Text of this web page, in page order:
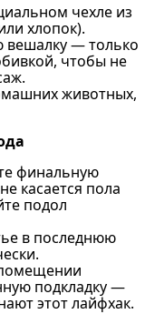
чехле из
хлопок).
вешалку — только
чтобы не
животных,
финальную
касается пола
подол
в последнюю
подкладку —
этот лайфхак.